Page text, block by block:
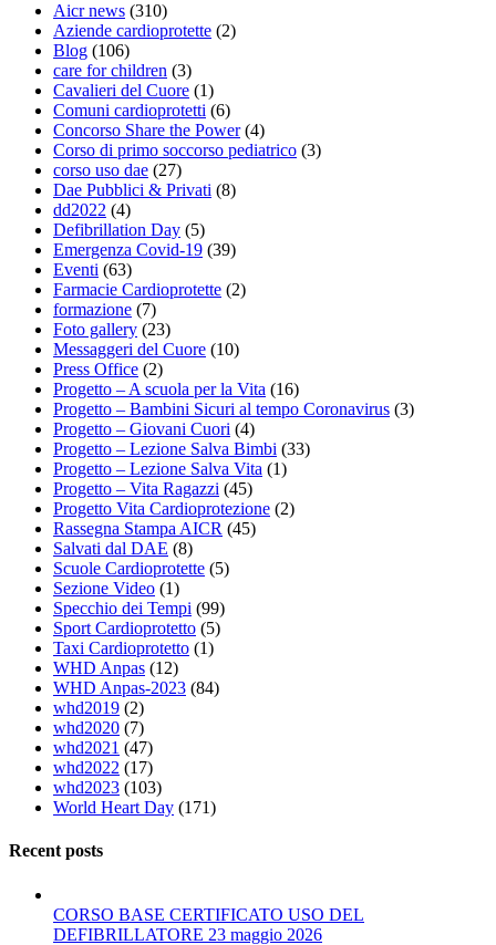
Aicr news (310)
Aziende cardioprotette (2)
Blog (106)
care for children (3)
Cavalieri del Cuore (1)
Comuni cardioprotetti (6)
Concorso Share the Power(4)
Corso di primo soccorso pediatrico (3)
corso uso dae (27)
Dae Pubblici & Privati (8)
dd2022 (4)
Defibrillation Day (5)
Emergenza Covid-19 (39)
Eventi (63)
Farmacie Cardioprotette (2)
formazione (7)
Foto gallery (23)
Messaggeri del Cuore (10)
Press Office (2)
Progetto – A scuola per la Vita (16)
Progetto – Bambini Sicuri al tempo Coronavirus (3)
Progetto – Giovani Cuori (4)
Progetto – Lezione Salva Bimbi (33)
Progetto – Lezione Salva Vita (1)
Progetto – Vita Ragazzi (45)
Progetto Vita Cardioprotezione (2)
Rassegna Stampa AICR (45)
Salvati dal DAE (8)
Scuole Cardioprotette (5)
Sezione Video (1)
Specchio dei Tempi (99)
Sport Cardioprotetto (5)
Taxi Cardioprotetto (1)
WHD Anpas (12)
WHD Anpas-2023 (84)
whd2019 (2)
whd2020 (7)
whd2021 (47)
whd2022 (17)
whd2023 (103)
World Heart Day (171)
Recent posts
CORSO BASE CERTIFICATO USO DEL
DEFIBRILLATORE 23 maggio 2026